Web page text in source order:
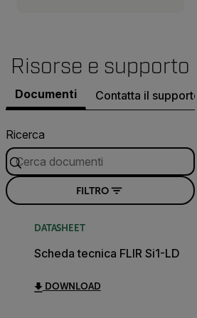
Risorse e supporto
Documenti Contatta il supporto.
Ricerca
FILTRO
DATASHEET
Scheda tecnica FLIR Si1-LD
DOWNLOAD